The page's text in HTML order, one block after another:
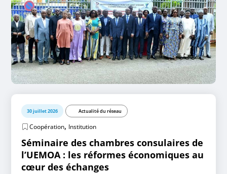
30 juillet 2026 Actualité du réseau
Coopération, Institution
Séminaire des chambres consulaires de
l’UEMOA : les réformes économiques au
cœur des échanges